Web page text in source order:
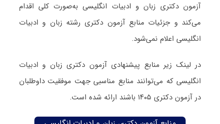
آزمون دکتری زبان و ادبیات انگلیسی به‌صورت کلی اقدام
می‌کند و جزئیات منابع آزمون دکتری رشته زبان و ادبیات
انگلیسی اعلام نمی‌شود.
در لینک زیر منابع پیشنهادی آزمون دکتری زبان و ادبیات
انگلیسی که می‌توانند منابع مناسبی جهت موفقیت داوطلبان
در آزمون دکتری ۱۴۰۵ باشند ارائه شده است.